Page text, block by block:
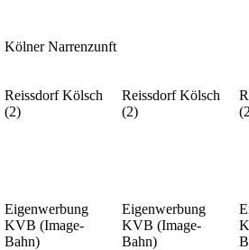
Kölner Narrenzunft
Reissdorf Kölsch
(2)
Reissdorf Kölsch
(2)
Eigenwerbung
KVB (Image-
Bahn)
Eigenwerbung
KVB (Image-
Bahn)